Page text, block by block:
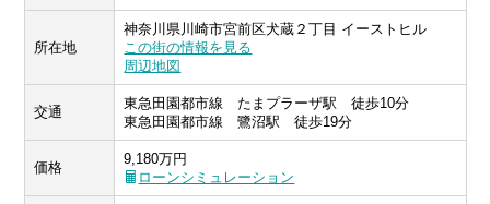
所在地
神奈川県川崎市宮前区犬蔵２丁目 イーストヒル
この街の情報を見る
周辺地図
交通
東急田園都市線 たまプラーザ駅 徒歩10分
東急田園都市線 鷺沼駅 徒歩19分
価格
9,180万円
ローンシミュレーション